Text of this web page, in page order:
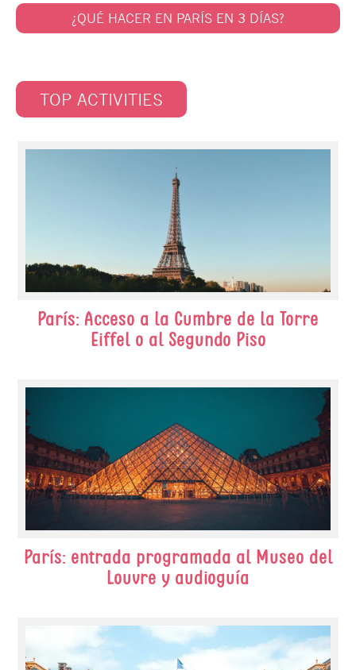
¿QUÉ HACER EN PARÍS EN 3 DÍAS?
TOP ACTIVITIES
París: Acceso a la Cumbre de la Torre
Eiffel o al Segundo Piso
París: entrada programada al Museo del
Louvre y audioguía